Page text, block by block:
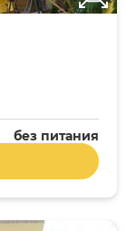
без питания